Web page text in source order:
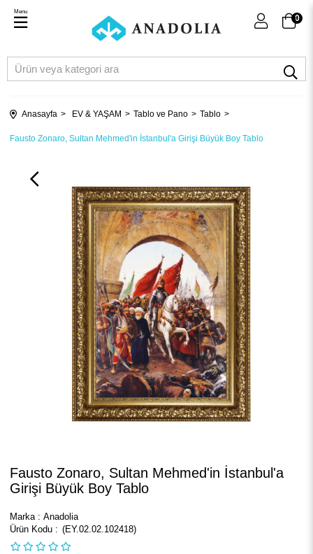
0
Menu
Anasayfa EV & YAŞAM Tablo ve Pano Tablo
Fausto Zonaro, Sultan Mehmed'in İstanbul'a Girişi Büyük Boy Tablo
Fausto Zonaro, Sultan Mehmed'in İstanbul'a
Girişi Büyük Boy Tablo
Marka : Anadolia
(EY.02.02.102418)